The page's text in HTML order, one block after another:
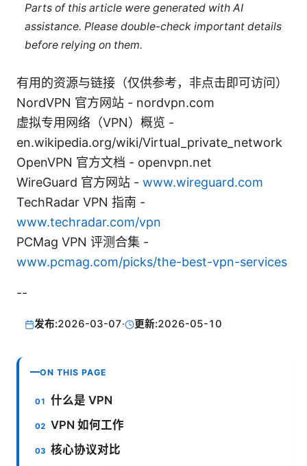
Parts of this article were generated with AI
assistance. Please double-check important details
before relying on them.
有用的资源与链接（仅供参考，非点击即可访问）
NordVPN 官方网站 - nordvpn.com
虚拟专用网络（VPN）概览 -
en.wikipedia.org/wiki/Virtual_private_network
OpenVPN 官方文档 - openvpn.net
WireGuard 官方网站 - www.wireguard.com
TechRadar VPN 指南 -
www.techradar.com/vpn
PCMag VPN 评测合集 -
www.pcmag.com/picks/the-best-vpn-services
--
发布:2026-03-07· 更新:2026-05-10
ON THIS PAGE
什么是 VPN
VPN 如何工作
核心协议对比